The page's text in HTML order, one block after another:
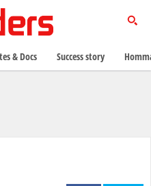
& Docs Success story